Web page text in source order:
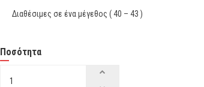
Διαθέσιμες σε ένα μέγεθος ( 40 – 43 )
Ποσότητα